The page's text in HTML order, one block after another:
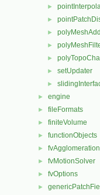
►
►
►
►
►
► setUpdater
►
► engine
► fileFormats
► finiteVolume
► functionObjects
►
► fvMotionSolver
► fvOptions
►